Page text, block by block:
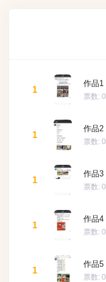
1
作品1
票数: 0
1
作品2
票数: 0
1
作品3
票数: 0
1
作品4
票数: 0
1
作品5
票数: 0